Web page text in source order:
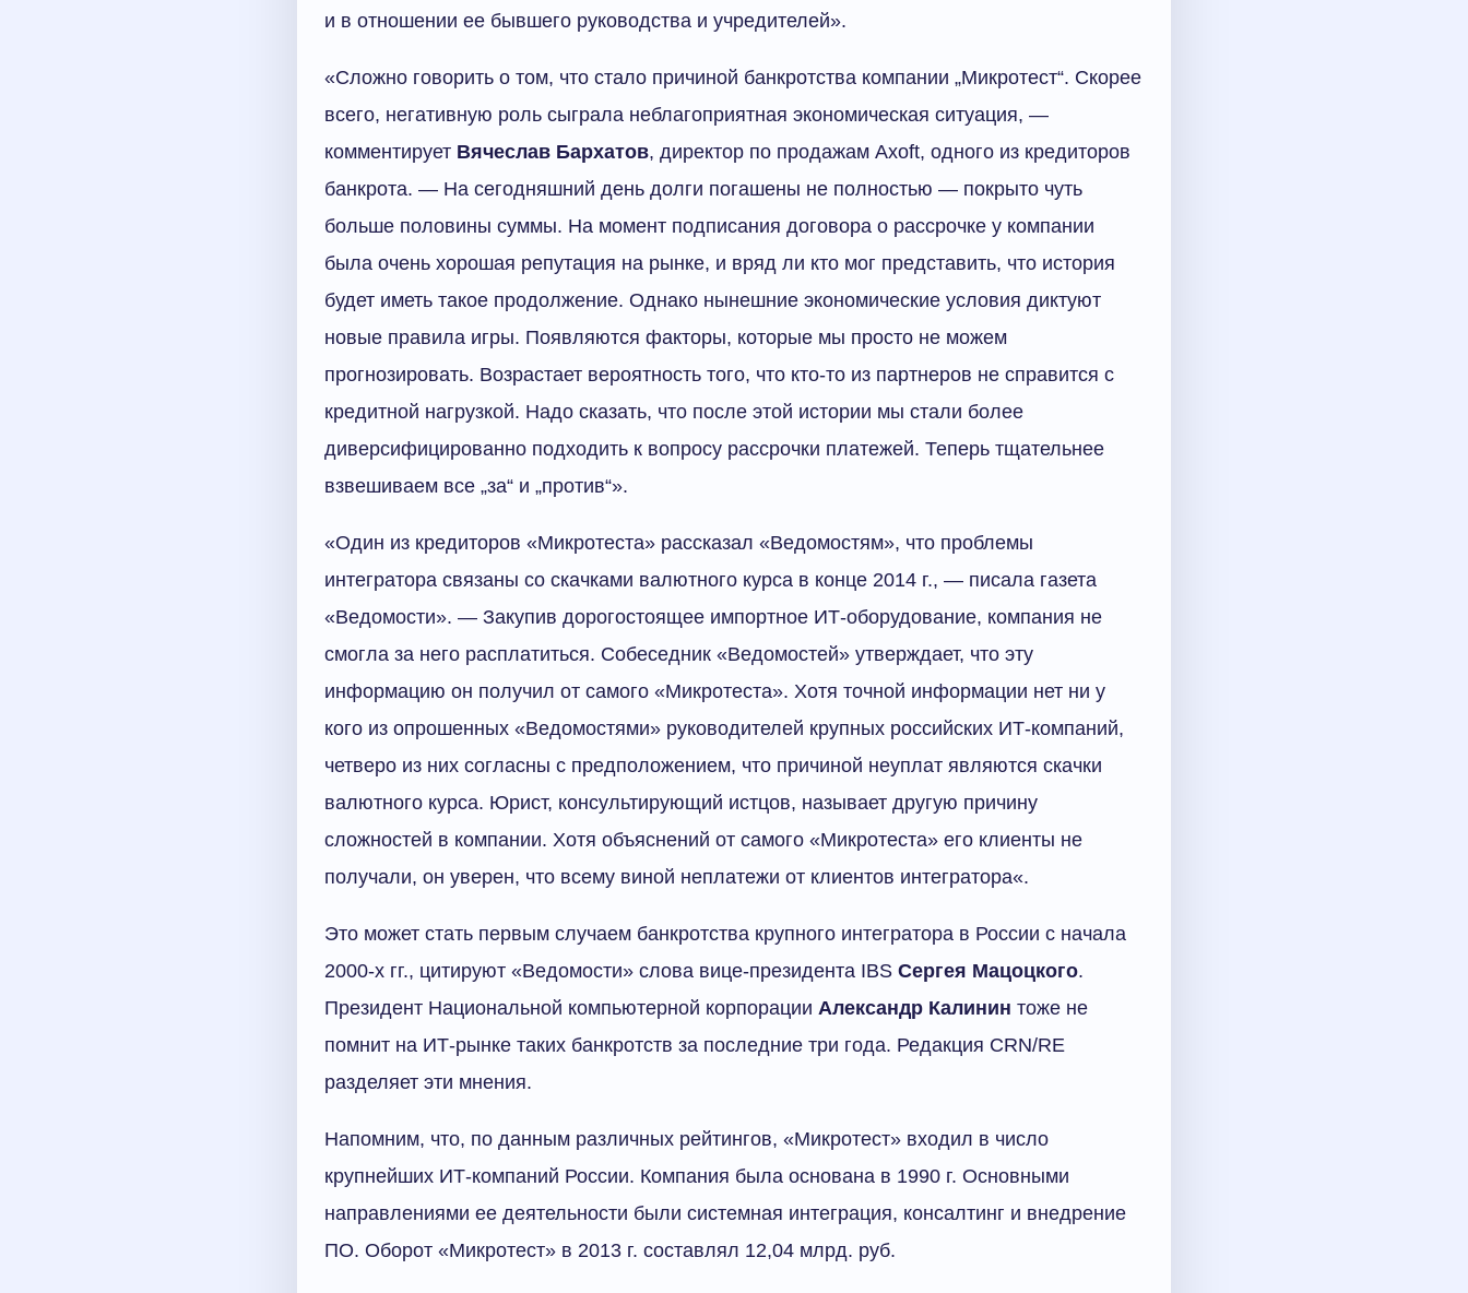
и в отношении ее бывшего руководства и учредителей».
«Сложно говорить о том, что стало причиной банкротства компании „Микротест“. Скорее
всего, негативную роль сыграла неблагоприятная экономическая ситуация, —
комментирует Вячеслав Бархатов, директор по продажам Axoft, одного из кредиторов
банкрота. — На сегодняшний день долги погашены не полностью — покрыто чуть
больше половины суммы. На момент подписания договора о рассрочке у компании
была очень хорошая репутация на рынке, и вряд ли кто мог представить, что история
будет иметь такое продолжение. Однако нынешние экономические условия диктуют
новые правила игры. Появляются факторы, которые мы просто не можем
прогнозировать. Возрастает вероятность того, что кто-то из партнеров не справится с
кредитной нагрузкой. Надо сказать, что после этой истории мы стали более
диверсифицированно подходить к вопросу рассрочки платежей. Теперь тщательнее
взвешиваем все „за“ и „против“».
«Один из кредиторов «Микротеста» рассказал «Ведомостям», что проблемы
интегратора связаны со скачками валютного курса в конце 2014 г., — писала газета
«Ведомости». — Закупив дорогостоящее импортное ИТ-оборудование, компания не
смогла за него расплатиться. Собеседник «Ведомостей» утверждает, что эту
информацию он получил от самого «Микротеста». Хотя точной информации нет ни у
кого из опрошенных «Ведомостями» руководителей крупных российских ИТ-компаний,
четверо из них согласны с предположением, что причиной неуплат являются скачки
валютного курса. Юрист, консультирующий истцов, называет другую причину
сложностей в компании. Хотя объяснений от самого «Микротеста» его клиенты не
получали, он уверен, что всему виной неплатежи от клиентов интегратора«.
Это может стать первым случаем банкротства крупного интегратора в России с начала
2000-х гг., цитируют «Ведомости» слова вице-президента IBS Сергея Мацоцкого.
Президент Национальной компьютерной корпорации Александр Калинин тоже не
помнит на ИТ-рынке таких банкротств за последние три года. Редакция CRN/RE
разделяет эти мнения.
Напомним, что, по данным различных рейтингов, «Микротест» входил в число
крупнейших ИТ-компаний России. Компания была основана в 1990 г. Основными
направлениями ее деятельности были системная интеграция, консалтинг и внедрение
ПО. Оборот «Микротест» в 2013 г. составлял 12,04 млрд. руб.